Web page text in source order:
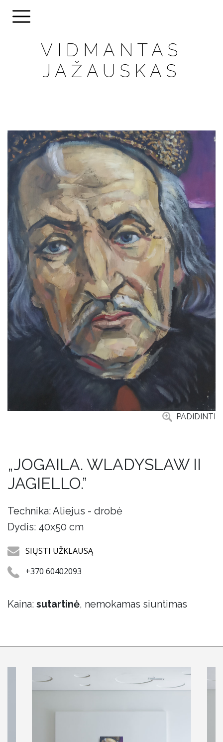
VIDMANTAS
JAŽAUSKAS
PADIDINTI
„JOGAILA. WLADYSLAW II
JAGIELLO.”
Technika: Aliejus - drobė
Dydis: 40x50 cm
SIŲSTI UŽKLAUSĄ
+370 60402093
Kaina: sutartinė, nemokamas siuntimas